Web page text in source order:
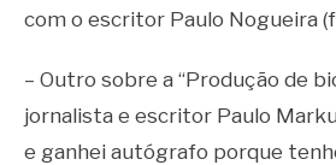
com o escritor Paulo Nogueira
– Outro sobre a “Produção de
jornalista e escritor Paulo
e ganhei autógrafo porque